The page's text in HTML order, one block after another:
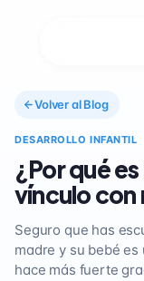
Volver al Blog
DESARROLLO INFANTIL
¿Por qué
vínculo con
Seguro que has
madre y su bebé
hace más fuerte